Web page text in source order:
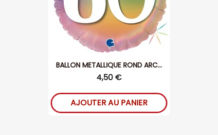
BALLON METALLIQUE ROND ARC...
4,50 €
AJOUTER AU PANIER